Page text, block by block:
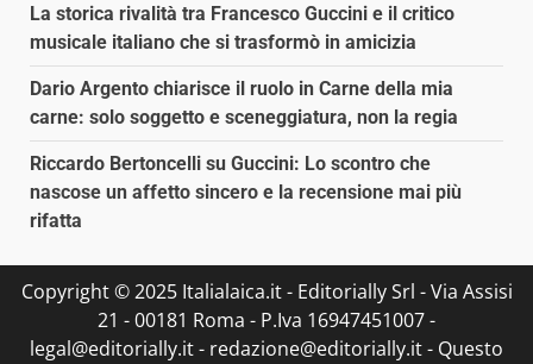
La storica rivalità tra Francesco Guccini e il critico
musicale italiano che si trasformò in amicizia
Dario Argento chiarisce il ruolo in Carne della mia
carne: solo soggetto e sceneggiatura, non la regia
Riccardo Bertoncelli su Guccini: Lo scontro che
nascose un affetto sincero e la recensione mai più
rifatta
Copyright © 2025 Italialaica.it - Editorially Srl - Via Assisi
21 - 00181 Roma - P.Iva 16947451007 -
legal@editorially.it - redazione@editorially.it - Questo